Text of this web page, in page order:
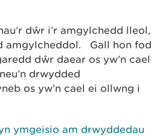
dŵr i’r amgylchedd lleol,
amgylcheddol. Gall hon fod
dŵr daear os yw’n cael
drwydded
os yw’n cael ei ollwng i
ymgeisio am drwyddedau